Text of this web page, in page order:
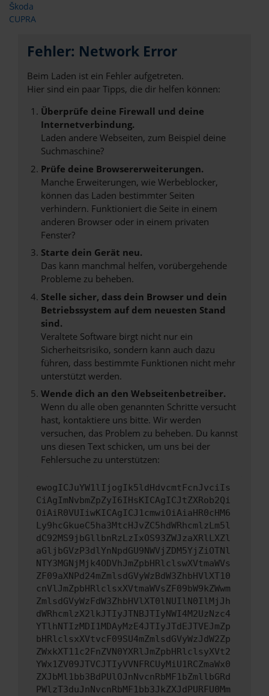
Škoda
CUPRA
Fehler: Network Error
Beim Laden ist ein Fehler aufgetreten.
Hier sind ein paar Tipps, die dir helfen können:
Überprüfe deine Firewall und deine
Internetverbindung.
Laden andere Webseiten, zum Beispiel deine
Suchmaschine?
Prüfe deine Browsererweiterungen.
Manche Erweiterungen, wie Werbeblocker,
können das Laden bestimmter Seiten
verhindern. Funktioniert die Seite in einem
anderen Browser oder in einem privaten
Fenster?
Starte dein Gerät neu.
Das kann manchmal helfen, vorübergehende
Probleme zu beheben.
Stelle sicher, dass dein Browser und dein
Betriebssystem auf dem neuesten Stand
sind.
Veraltete Software birgt nicht nur ein
Sicherheitsrisiko, sondern kann auch dazu
führen, dass bestimmte Funktionen nicht mehr
unterstützt werden.
Wende dich an den Webseitenbetreiber.
Wenn du alle oben genannten Schritte versucht
hast, kontaktiere uns bitte. Wir werden
versuchen, das Problem zu beheben. Du kannst
uns diesen Text schicken, um uns bei der
Fehlersuche zu unterstützen:
ewogICJuYW1lIjogIk5ldHdvcmtFcnJvciIs
CiAgImNvbmZpZyI6IHsKICAgICJtZXRob2Qi
OiAiR0VUIiwKICAgICJ1cmwiOiAiaHR0cHM6
Ly9hcGkueC5ha3MtcHJvZC5hdWRhcmlzLm5l
dC92MS9jbGllbnRzLzIxOS93ZWJzaXRlLXZl
aGljbGVzP3dlYnNpdGU9NWVjZDM5YjZiOTNl
NTY3MGNjMjk4ODVhJmZpbHRlclswXVtmaWVs
ZF09aXNPd24mZmlsdGVyWzBdW3ZhbHVlXT10
cnVlJmZpbHRlclsxXVtmaWVsZF09bW9kZWwm
ZmlsdGVyWzFdW3ZhbHVlXT0lNUIlN0IlMjJh
dWRhcmlzX2lkJTIyJTNBJTIyNWI4M2UzNzc4
YTlhNTIzMDI1MDAyMzE4JTIyJTdEJTVEJmZp
bHRlclsxXVtvcF09SU4mZmlsdGVyWzJdW2Zp
ZWxkXT11c2FnZVN0YXRlJmZpbHRlclsyXVt2
YWx1ZV09JTVCJTIyVVNFRCUyMiU1RCZmaWx0
ZXJbMl1bb3BdPUlOJnNvcnRbMF1bZmllbGRd
PWlzT3duJnNvcnRbMF1bb3JkZXJdPURFU0Mm